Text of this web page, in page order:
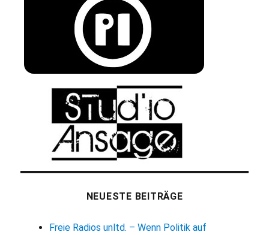
NEUESTE BEITRÄGE
Freie Radios unltd. – Wenn Politik auf